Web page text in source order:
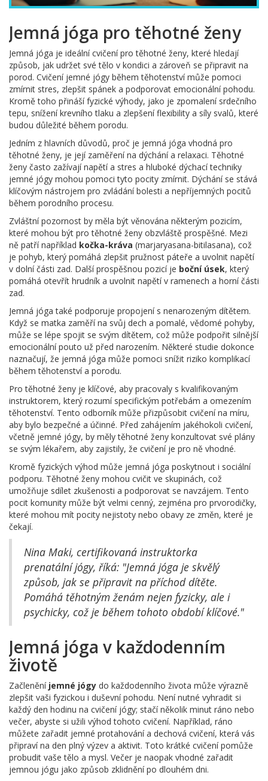
Jemná jóga pro těhotné ženy
Jemná jóga je ideální cvičení pro těhotné ženy, které hledají
způsob, jak udržet své tělo v kondici a zároveň se připravit na
porod. Cvičení jemné jógy během těhotenství může pomoci
zmírnit stres, zlepšit spánek a podporovat emocionální pohodu.
Kromě toho přináší fyzické výhody, jako je zpomalení srdečního
tepu, snížení krevního tlaku a zlepšení flexibility a síly svalů, které
budou důležité během porodu.
Jedním z hlavních důvodů, proč je jemná jóga vhodná pro
těhotné ženy, je její zaměření na dýchání a relaxaci. Těhotné
ženy často zažívají napětí a stres a hluboké dýchací techniky
jemné jógy mohou pomoci tyto pocity zmírnit. Dýchání se stává
klíčovým nástrojem pro zvládání bolesti a nepříjemných pocitů
během porodního procesu.
Zvláštní pozornost by měla být věnována některým pozicím,
které mohou být pro těhotné ženy obzvláště prospěšné. Mezi
ně patří například kočka-kráva (marjaryasana-bitilasana), což
je pohyb, který pomáhá zlepšit pružnost páteře a uvolnit napětí
v dolní části zad. Další prospěšnou pozicí je boční úsek, který
pomáhá otevřít hrudník a uvolnit napětí v ramenech a horní části
zad.
Jemná jóga také podporuje propojení s nenarozeným dítětem.
Když se matka zaměří na svůj dech a pomalé, vědomé pohyby,
může se lépe spojit se svým dítětem, což může podpořit silnější
emocionální pouto už před narozením. Některé studie dokonce
naznačují, že jemná jóga může pomoci snížit riziko komplikací
během těhotenství a porodu.
Pro těhotné ženy je klíčové, aby pracovaly s kvalifikovaným
instruktorem, který rozumí specifickým potřebám a omezením
těhotenství. Tento odborník může přizpůsobit cvičení na míru,
aby bylo bezpečné a účinné. Před zahájením jakéhokoli cvičení,
včetně jemné jógy, by měly těhotné ženy konzultovat své plány
se svým lékařem, aby zajistily, že cvičení je pro ně vhodné.
Kromě fyzických výhod může jemná jóga poskytnout i sociální
podporu. Těhotné ženy mohou cvičit ve skupinách, což
umožňuje sdílet zkušenosti a podporovat se navzájem. Tento
pocit komunity může být velmi cenný, zejména pro prvorodičky,
které mohou mít pocity nejistoty nebo obavy ze změn, které je
čekají.
Nina Maki, certifikovaná instruktorka
prenatální jógy, říká: "Jemná jóga je skvělý
způsob, jak se připravit na příchod dítěte.
Pomáhá těhotným ženám nejen fyzicky, ale i
psychicky, což je během tohoto období klíčové."
Jemná jóga v každodenním
životě
Začlenění jemné jógy do každodenního života může výrazně
zlepšit vaši fyzickou i duševní pohodu. Není nutné vyhradit si
každý den hodinu na cvičení jógy; stačí několik minut ráno nebo
večer, abyste si užili výhod tohoto cvičení. Například, ráno
můžete zařadit jemné protahování a dechová cvičení, která vás
připraví na den plný výzev a aktivit. Toto krátké cvičení pomůže
probudit vaše tělo a mysl. Večer je naopak vhodné zařadit
jemnou jógu jako způsob zklidnění po dlouhém dni.